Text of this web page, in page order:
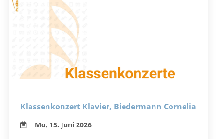
Klassenkonzert Klavier, Biedermann Cornelia
Mo, 15. Juni 2026